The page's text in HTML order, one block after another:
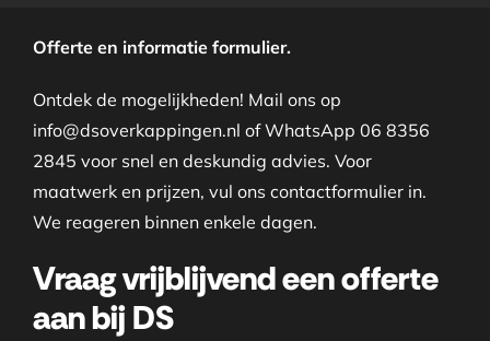
Offerte en informatie formulier.
Ontdek de mogelijkheden! Mail ons op
info@dsoverkappingen.nl of WhatsApp 06 8356
2845 voor snel en deskundig advies. Voor
maatwerk en prijzen, vul ons contactformulier in.
We reageren binnen enkele dagen.
Vraag vrijblijvend een offerte
aan bij DS